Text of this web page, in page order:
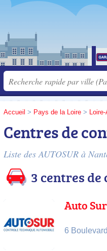
Accueil > Pays de la Loire >
Centres de
Liste des AUTOSUR à
3 centres de
Auto Sur
6